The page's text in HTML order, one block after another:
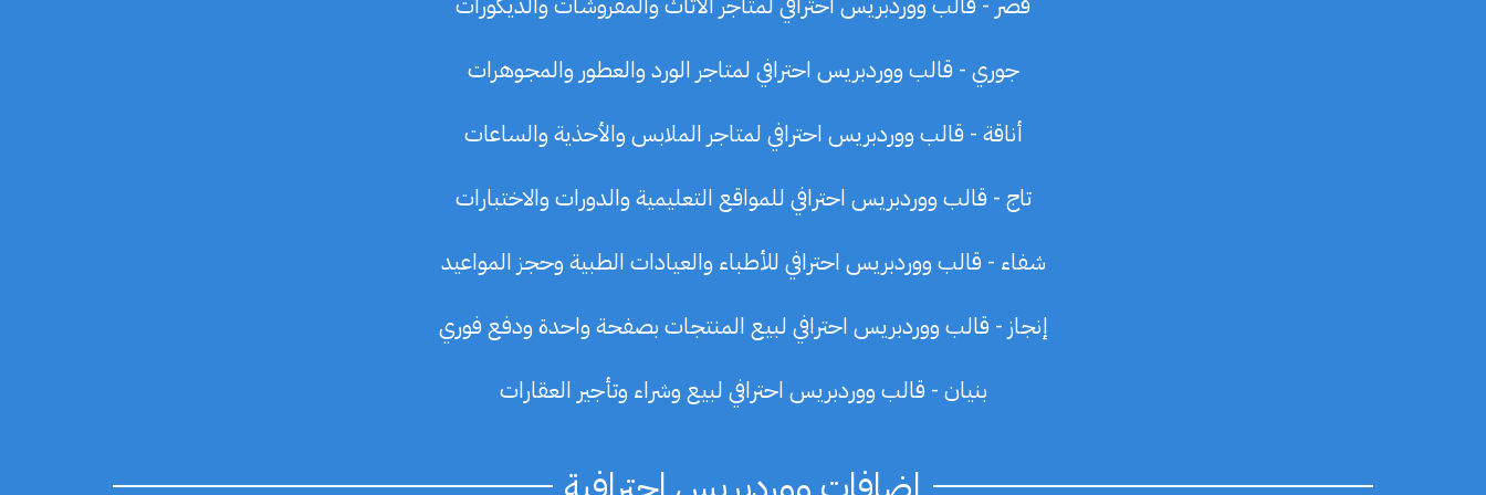
جوري - قالب ووردبريس احترافي لمتاجر الورد والعطور والمجوهرات
أناقة - قالب ووردبريس احترافي لمتاجر الملابس والأحذية والساعات
تاج - قالب ووردبريس احترافي للمواقع التعليمية والدورات والاختبارات
شفاء - قالب ووردبريس احترافي للأطباء والعيادات الطبية وحجز المواعيد
إنجاز - قالب ووردبريس احترافي لبيع المنتجات بصفحة واحدة ودفع فوري
بنيان - قالب ووردبريس احترافي لبيع وشراء وتأجير العقارات